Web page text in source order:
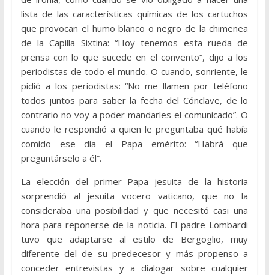
lista de las características químicas de los cartuchos
que provocan el humo blanco o negro de la chimenea
de la Capilla Sixtina: “Hoy tenemos esta rueda de
prensa con lo que sucede en el convento”, dijo a los
periodistas de todo el mundo. O cuando, sonriente, le
pidió a los periodistas: “No me llamen por teléfono
todos juntos para saber la fecha del Cónclave, de lo
contrario no voy a poder mandarles el comunicado”. O
cuando le respondió a quien le preguntaba qué había
comido ese día el Papa emérito: “Habrá que
preguntárselo a él”.
La elección del primer Papa jesuita de la historia
sorprendió al jesuita vocero vaticano, que no la
consideraba una posibilidad y que necesitó casi una
hora para reponerse de la noticia. El padre Lombardi
tuvo que adaptarse al estilo de Bergoglio, muy
diferente del de su predecesor y más propenso a
conceder entrevistas y a dialogar sobre cualquier